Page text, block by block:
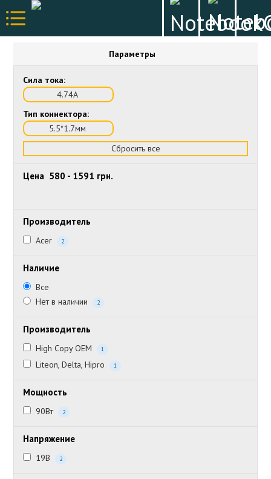
Параметры
Сила тока:
4.74А
Тип коннектора:
5.5*1.7мм
Сбросить все
Цена 580 - 1591 грн.
Производитель
Acer 2
Наличие
Все
Нет в наличии
2
Производитель
High Copy OEM 1
Liteon, Delta, Hipro 1
Мощность
90Вт 2
Напряжение
19В 2